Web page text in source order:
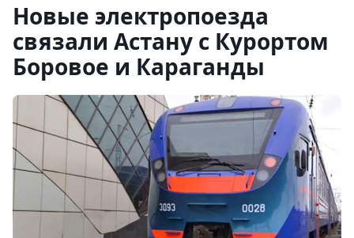
Новые электропоезда
связали Астану с Курортом
Боровое и Караганды